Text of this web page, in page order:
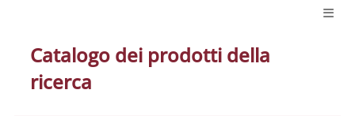
Catalogo dei prodotti della
ricerca